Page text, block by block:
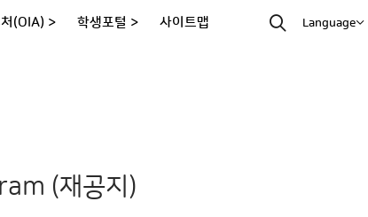
(OIA) > 학생포털 > 사이트맵 Language
(재공지)